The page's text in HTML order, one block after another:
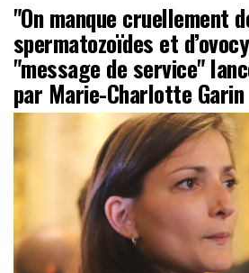
"On manque cruellement
spermatozoïdes et
"message de service"
par Marie-Charlotte Garin